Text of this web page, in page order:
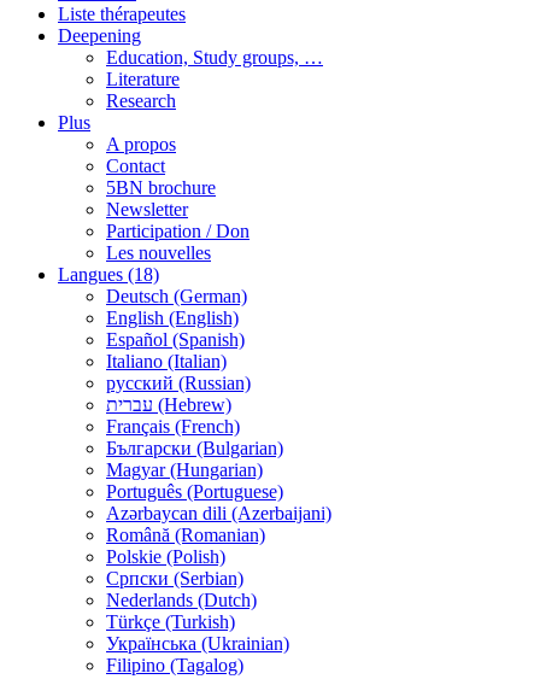
Liste thérapeutes
Deepening
Education, Study groups, …
Literature
Research
Plus
A propos
Contact
5BN brochure
Newsletter
Participation / Don
Les nouvelles
Langues (18)
Deutsch (German)
English (English)
Español (Spanish)
Italiano (Italian)
русский (Russian)
עברית (Hebrew)
Français (French)
Български (Bulgarian)
Magyar (Hungarian)
Português (Portuguese)
Azərbaycan dili (Azerbaijani)
Română (Romanian)
Polskie (Polish)
Српски (Serbian)
Nederlands (Dutch)
Türkçe (Turkish)
Українська (Ukrainian)
Filipino (Tagalog)